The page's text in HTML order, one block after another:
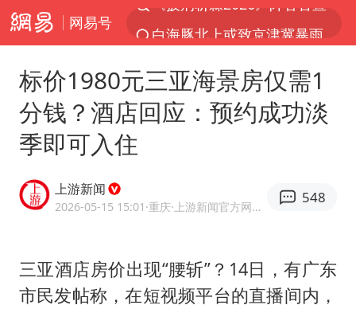
网易号
上海有出现龙卷潜势
国足U17与阿森纳决赛取消 并列冠军
上门女婿出轨女邻居多年被判重婚罪
女子发现前夫婚内与第三者育子
以军士兵把枪口对准中国记者
标价1980元三亚海景房仅需1
分钱？酒店回应：预约成功淡
季即可入住
上游新闻
2026-05-15 15:01 ·重庆 ·上游新闻官方网易号
548
三亚酒店房价出现“腰斩”？14日，有广东
市民发帖称，在短视频平台的直播间内，